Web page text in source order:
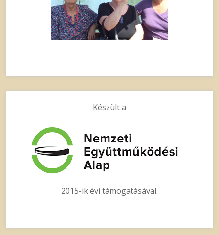
Készült a
2015-ik évi támogatásával.